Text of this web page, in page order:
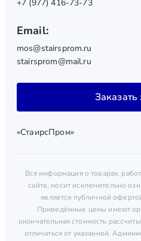
+7 (977) 416-73-73
Email:
mos@stairsprom.ru
stairsprom@mail.ru
Заказать
«СтаирсПром»
Вся информация о товарах,
сайте, носит исключительно
является публичной
Приведённые цены имеют
окончательная стоимость
отличаться от указанной.